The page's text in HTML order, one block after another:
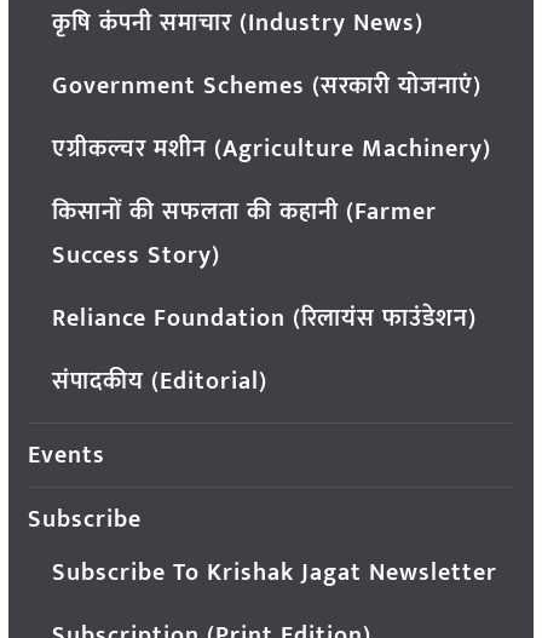
कृषि कंपनी समाचार (Industry News)
Government Schemes (सरकारी योजनाएं)
एग्रीकल्चर मशीन (Agriculture Machinery)
किसानों की सफलता की कहानी (Farmer
Success Story)
Reliance Foundation (रिलायंस फाउंडेशन)
संपादकीय (Editorial)
Events
Subscribe
Subscribe To Krishak Jagat Newsletter